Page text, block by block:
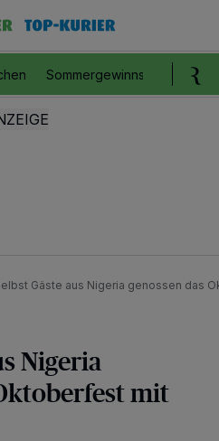
Sommergewinnspiel
Gäste aus Nigeria genossen das
Nigeria
mit
und greifen auf personenbezogene Daten